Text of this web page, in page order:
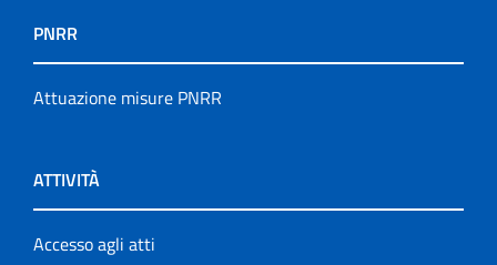
PNRR
Attuazione misure PNRR
ATTIVITÀ
Accesso agli atti